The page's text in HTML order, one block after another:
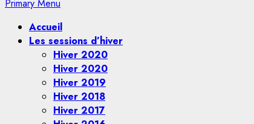
Primary Menu
Accueil
Les sessions d’hiver
Hiver 2020
Hiver 2020
Hiver 2019
Hiver 2018
Hiver 2017